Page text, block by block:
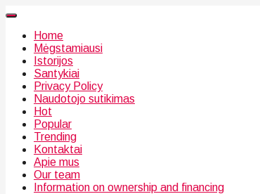
Home
Mėgstamiausi
Istorijos
Santykiai
Privacy Policy
Naudotojo sutikimas
Hot
Popular
Trending
Kontaktai
Apie mus
Our team
Information on ownership and financing